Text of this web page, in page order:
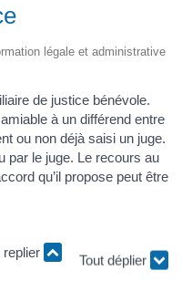
légale et administrative
de justice bénévole.
à un différend entre
ou non déjà saisi un juge.
par le juge. Le recours au
qu’il propose peut être
replier
Tout déplier